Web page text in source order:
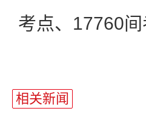
考点、17760
相关新闻